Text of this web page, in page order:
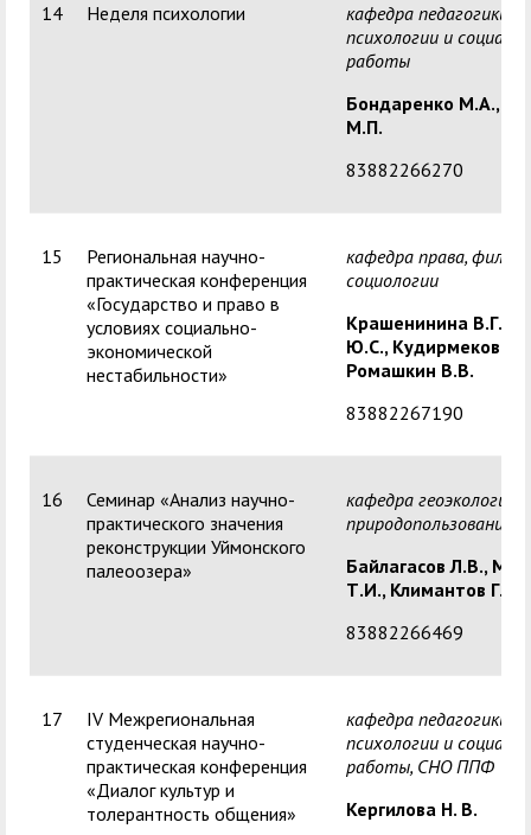
14 Неделя психологии
кафедра педагогики,
психологии и
работы
Бондаренко М.А.,
М.П.
83882266270
15
Региональная научно-
практическая конференция
«Государство и право в
условиях социально-
экономической
нестабильности»
кафедра права,
социологии
Крашенинина В.Г.,
Ю.С., Кудирмекова
Ромашкин В.В.
83882267190
16
Семинар «Анализ научно-
практического значения
реконструкции Уймонского
палеоозера»
кафедра геоэкологии,
природопользования
Байлагасов Л.В.,
Т.И., Климантов Г.П.
83882266469
17
IV Межрегиональная
студенческая научно-
практическая конференция
«Диалог культур и
толерантность общения»
кафедра педагогики,
психологии и
работы, СНО ППФ
Кергилова Н. В.